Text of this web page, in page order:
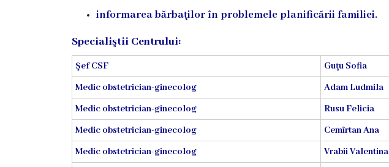
Medicină
Familie
Servicii
Consultative
Specializate
informarea bărbaţilor în problemele planificării familiei.
Specialiştii Centrului:
Şef CSF
Guţu Sofia
Medic obstetrician-ginecolog
Adam Ludmila
Medic obstetrician-ginecolog
Rusu Felicia
Medic obstetrician-ginecolog
Cemîrtan Ana
Medic obstetrician-ginecolog
Vrabii Valentina